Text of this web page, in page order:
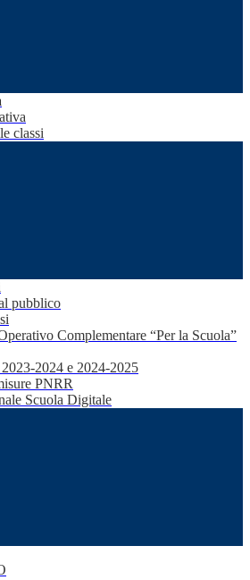
classi
pubblico
Complementare “Per la Scuola”
2024 e 2024-2025
PNRR
Scuola Digitale